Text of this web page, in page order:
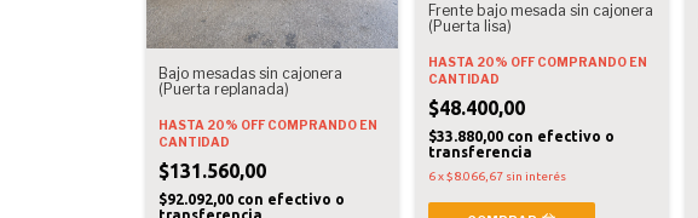
Bajo mesadas sin cajonera
(Puerta replanada)
HASTA 20% OFF COMPRANDO EN
CANTIDAD
$131.560,00
$92.092,00 con efectivo o
Frente bajo mesada sin cajonera
(Puerta lisa)
HASTA 20% OFF COMPRANDO EN
CANTIDAD
$48.400,00
$33.880,00 con efectivo o
transferencia
6x$8.066,67 sin interés